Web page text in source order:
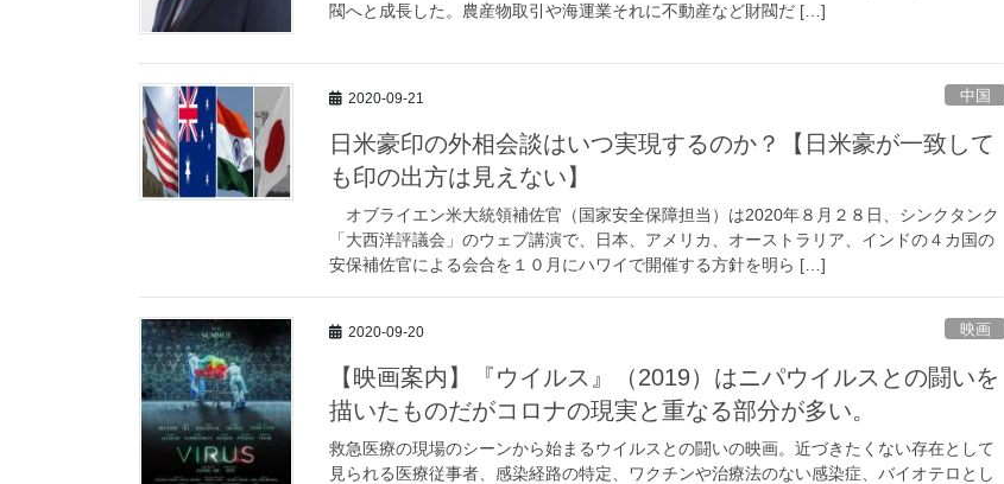
閥へと成長した。農産物取引や海運業それに不動産など財閥だ […]
2020-09-21 中国
日米豪印の外相会談はいつ実現するのか？【日米豪が一致して
も印の出方は見えない】
オブライエン米大統領補佐官（国家安全保障担当）は2020年８月２８日、シンクタンク
「大西洋評議会」のウェブ講演で、日本、アメリカ、オーストラリア、インドの４カ国の
安保補佐官による会合を１０月にハワイで開催する方針を明ら […]
2020-09-20 映画
【映画案内】『ウイルス』（2019）はニパウイルスとの闘いを
描いたものだがコロナの現実と重なる部分が多い。
救急医療の現場のシーンから始まるウイルスとの闘いの映画。近づきたくない存在として
見られる医療従事者、感染経路の特定、ワクチンや治療法のない感染症、バイオテロとし